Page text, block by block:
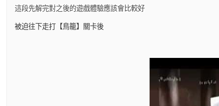
這段先解完對之後的遊戲體驗應該會比較好
被迫往下走打【鳥籠】關卡後